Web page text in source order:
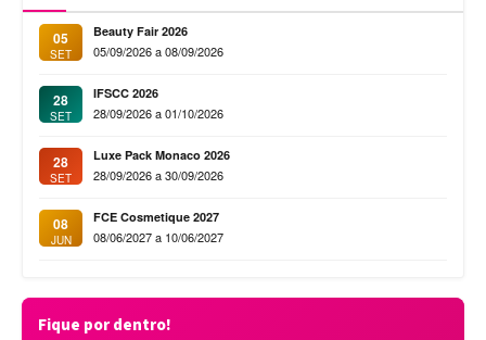
05
SET
Beauty Fair 2026
05/09/2026 a 08/09/2026
28
SET
IFSCC 2026
28/09/2026 a 01/10/2026
28
SET
Luxe Pack Monaco 2026
28/09/2026 a 30/09/2026
08
JUN
FCE Cosmetique 2027
08/06/2027 a 10/06/2027
Fique por dentro!